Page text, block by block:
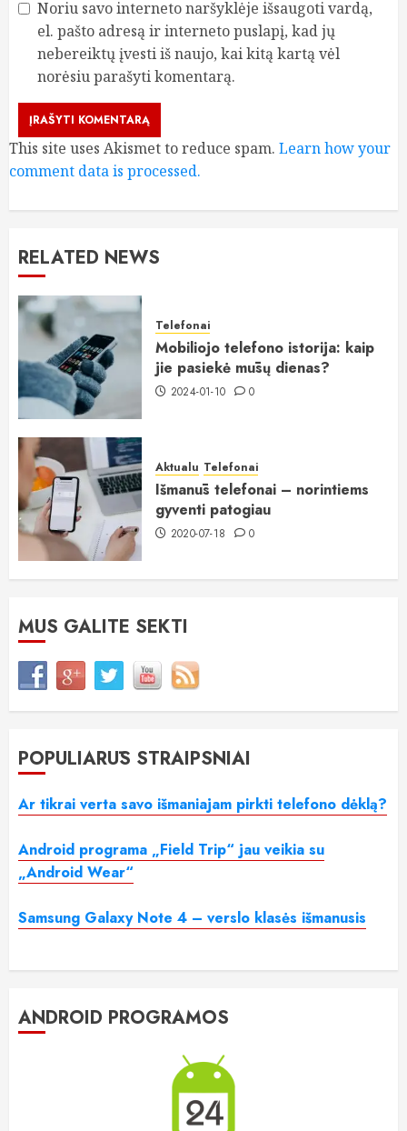
Noriu savo interneto naršyklėje išsaugoti vardą,
el. pašto adresą ir interneto puslapį, kad jų
nebereiktų įvesti iš naujo, kai kitą kartą vėl
norėsiu parašyti komentarą.
This site uses Akismet to reduce spam. Learn how your
comment data is processed.
RELATED NEWS
Telefonai
Mobiliojo telefono istorija: kaip
jie pasiekė mūsų dienas?
2024-01-10 0
Aktualu Telefonai
Išmanūs telefonai – norintiems
gyventi patogiau
2020-07-18 0
MUS GALITE SEKTI
POPULIARŪS STRAIPSNIAI
Ar tikrai verta savo išmaniajam pirkti telefono dėklą?
Android programa „Field Trip“ jau veikia su
„Android Wear“
Samsung Galaxy Note 4 – verslo klasės išmanusis
ANDROID PROGRAMOS